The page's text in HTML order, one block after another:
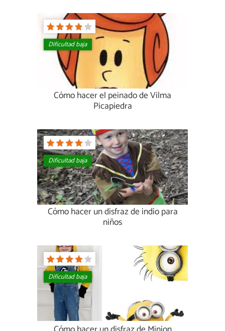
Dificultad baja
Cómo hacer el peinado de Vilma
Picapiedra
Dificultad baja
Cómo hacer un disfraz de indio para
niños
Dificultad baja